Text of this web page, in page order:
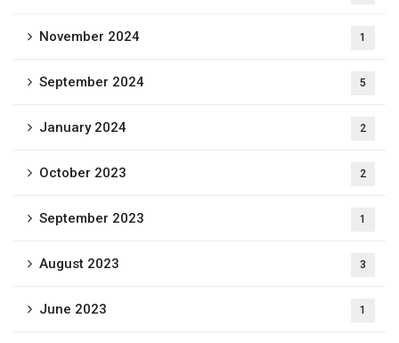
November 2024 1
September 2024 5
January 2024 2
October 2023 2
September 2023 1
August 2023 3
June 2023 1